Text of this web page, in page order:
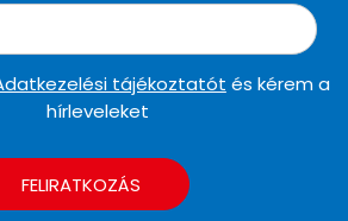
tájékoztatót és kérem a
hírleveleket
FELIRATKOZÁS